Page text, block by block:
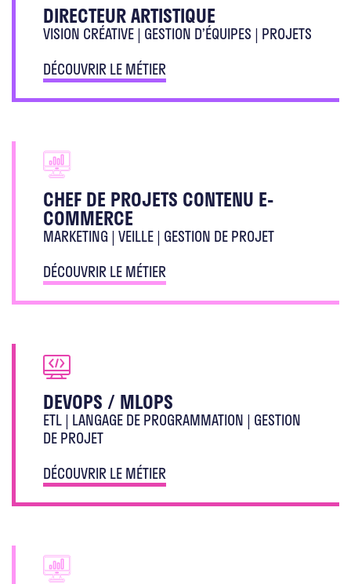
DIRECTEUR ARTISTIQUE
VISION CRÉATIVE | GESTION D’ÉQUIPES | PROJETS
DÉCOUVRIR LE MÉTIER
CHEF DE PROJETS CONTENU E-
COMMERCE
MARKETING | VEILLE | GESTION DE PROJET
DÉCOUVRIR LE MÉTIER
DEVOPS / MLOPS
ETL | LANGAGE DE PROGRAMMATION | GESTION
DE PROJET
DÉCOUVRIR LE MÉTIER